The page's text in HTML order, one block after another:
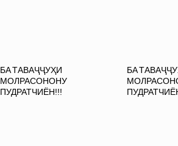
БА ТАВАҶҶУҲИ
МОЛРАСОНОНУ
ПУДРАТЧИЁН!!!
БА